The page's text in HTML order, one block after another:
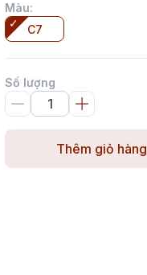
Màu:
C7
Số lượng
Thêm giỏ hàng